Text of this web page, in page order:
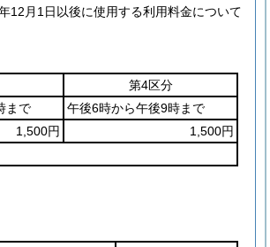
12月1日以後に使用する利用料金について
第4区分
まで
午後6時から午後9時まで
1,500円
1,500円